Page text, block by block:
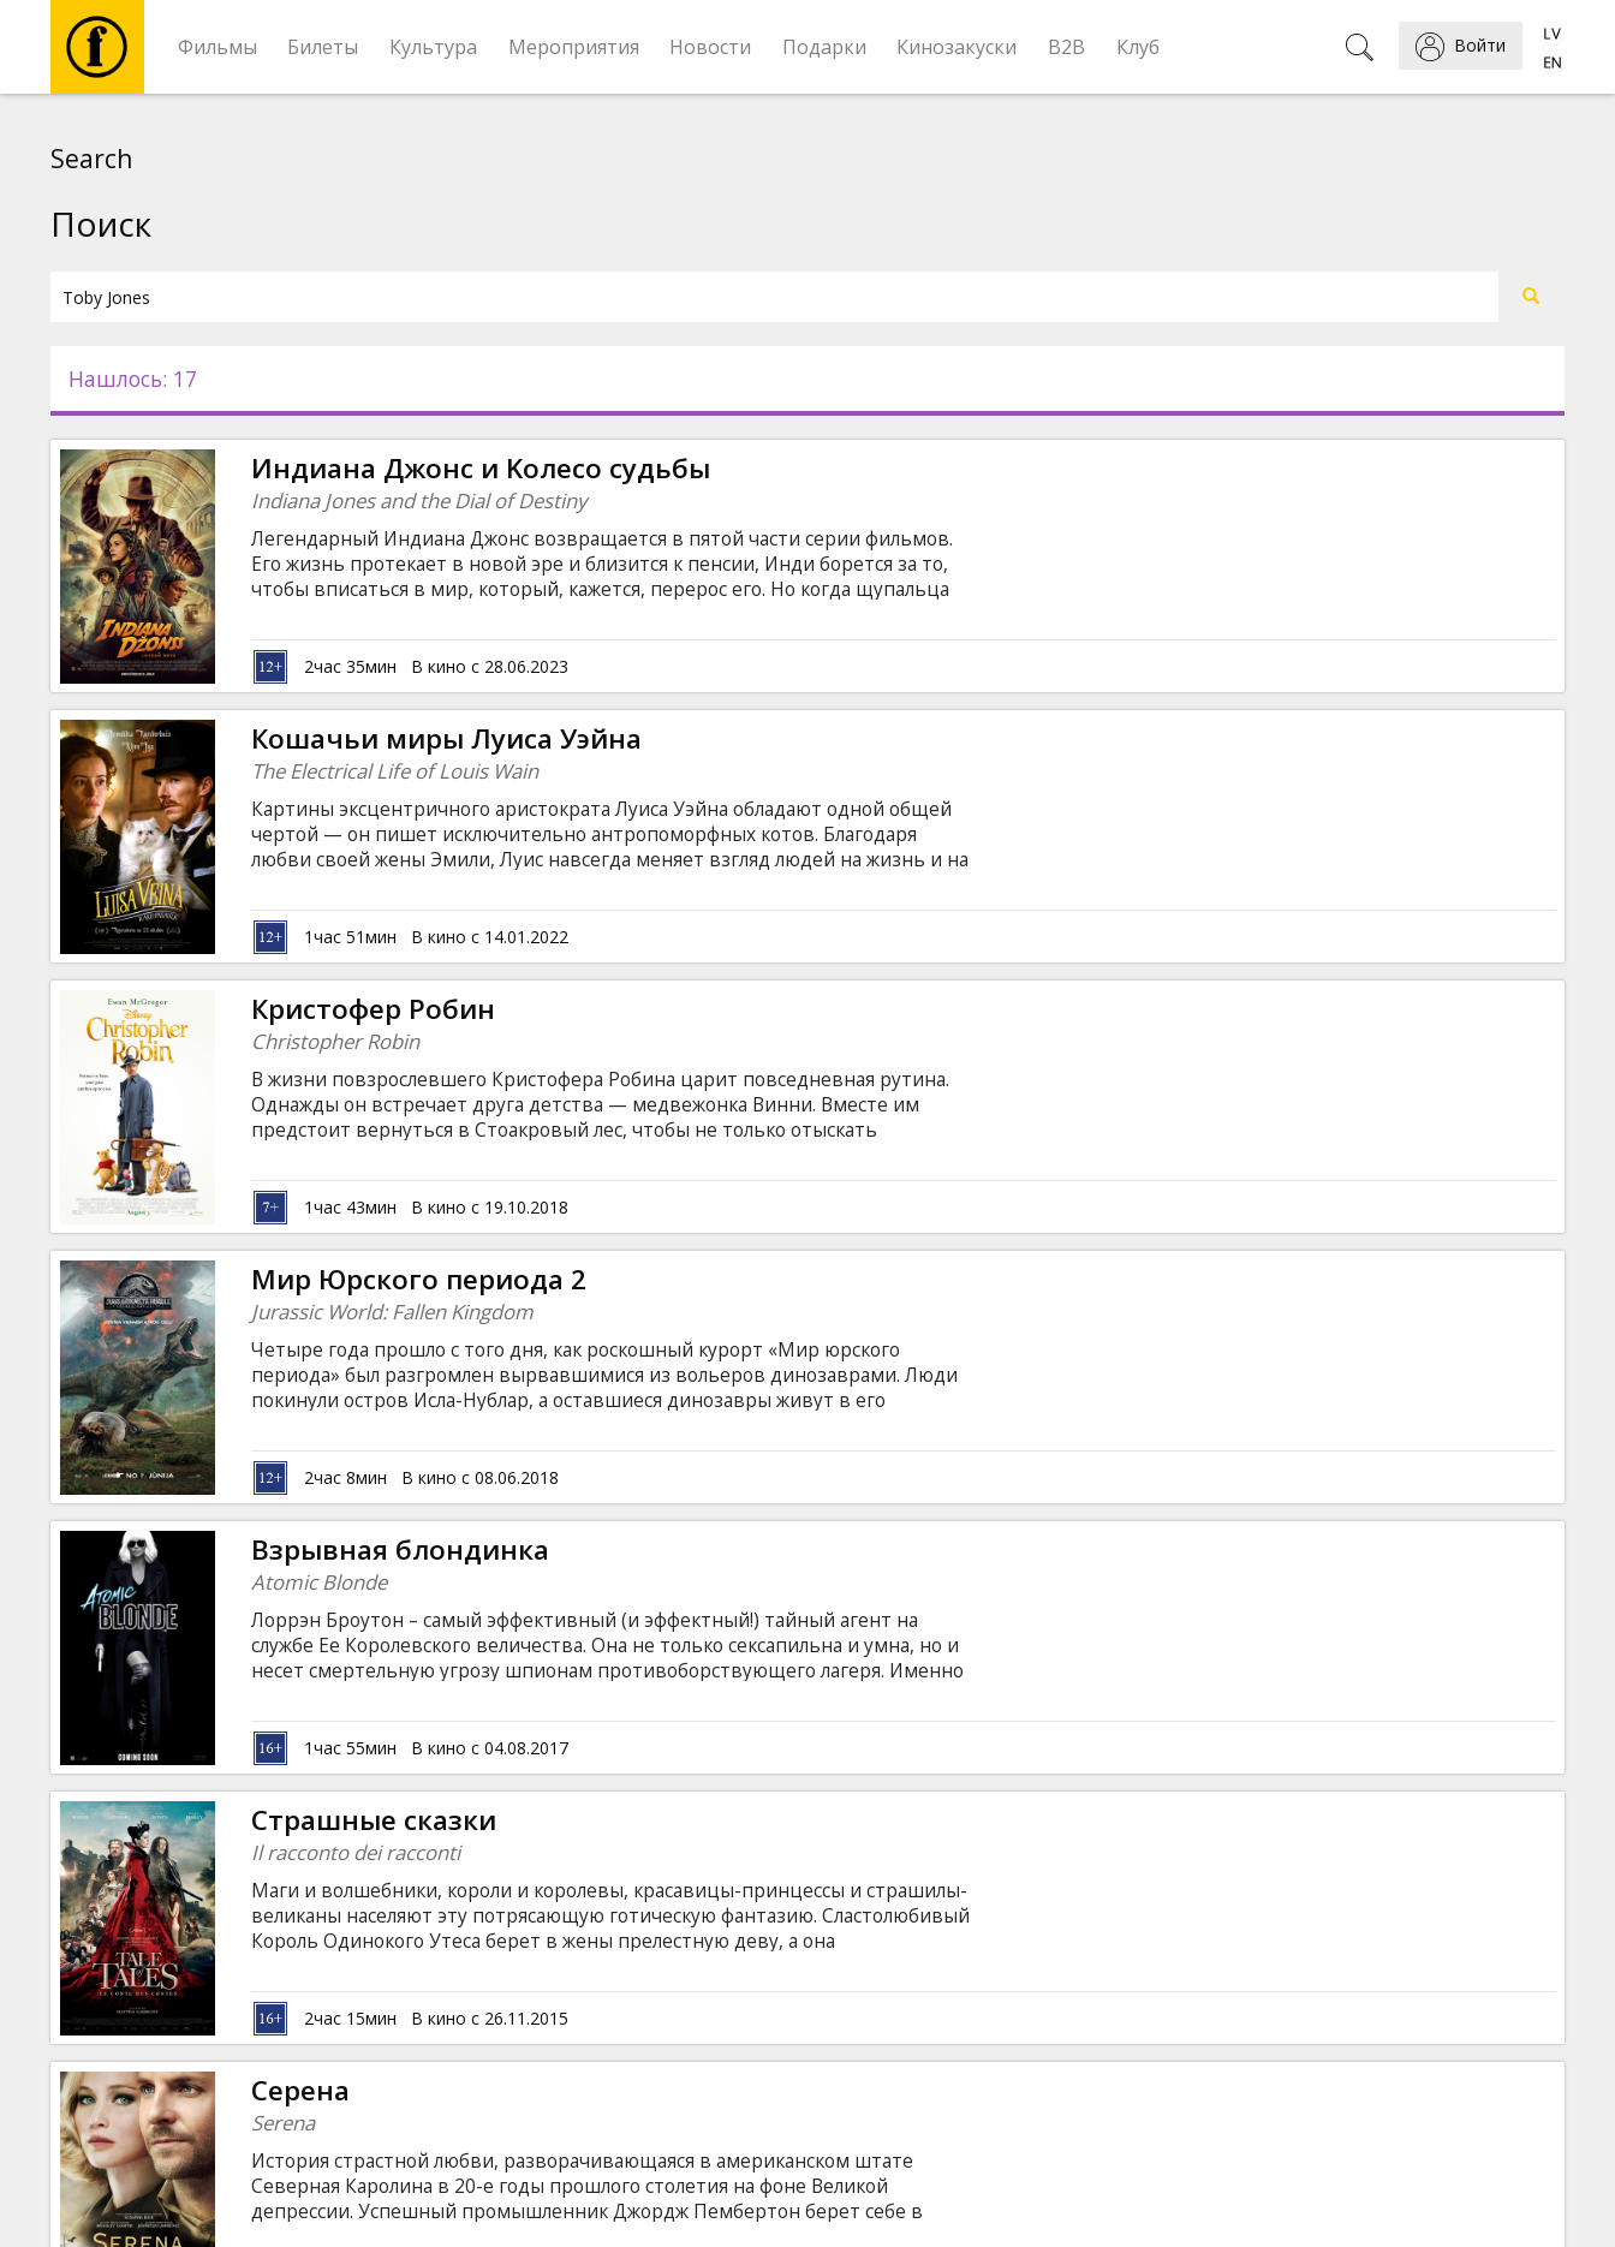
Фильмы Билеты Культура Мероприятия Новости Подарки Кинозакуски B2B Клуб Войти
Новости
Подарки
Кинозакуски
B2B
Клуб
Search
Поиск
Нашлось: 17
Индиана Джонс и Kолесо судьбы
Indiana Jones and the Dial of Destiny
Легендарный Индиана Джонс возвращается в пятой части серии фильмов.
Его жизнь протекает в новой эре и близится к пенсии, Инди борется за то,
чтобы вписаться в мир, который, кажется, перерос его. Но когда щупальца
должен снова надеть шляпу и взять в руки хлыст, чтобы убедиться, что
древний и могущественный артефакт не попадет в чужие руки. Фильм на
английском языке с субтитрами на латышском и русском языках.
2час 35мин В кино с 28.06.2023
Кошачьи миры Луиса Уэйна
The Electrical Life of Louis Wain
Картины эксцентричного аристократа Луиса Уэйна обладают одной общей
чертой — он пишет исключительно антропоморфных котов. Благодаря
любви своей жены Эмили, Луис навсегда меняет взгляд людей на жизнь и на
сильнее заменять ему реальность. Фильм на английском языке с субтитрами
на латышском и русском языках.
1час 51мин В кино с 14.01.2022
Кристофер Робин
Christopher Robin
В жизни повзрослевшего Кристофера Робина царит повседневная рутина.
Однажды он встречает друга детства — медвежонка Винни. Вместе им
предстоит вернуться в Стоакровый лес, чтобы не только отыскать
языке с субтитрами на латышском и русском языках.
1час 43мин В кино с 19.10.2018
Мир Юрского периода 2
Jurassic World: Fallen Kingdom
Четыре года прошло с того дня, как роскошный курорт «Мир юрского
периода» был разгромлен вырвавшимися из вольеров динозаврами. Люди
покинули остров Исла-Нублар, а оставшиеся динозавры живут в его
извергаться, Оуэн (Крис Прэтт) и Клэр (Брайс Даллас Ховард) организуют
спасательную экспедицию, чтобы эвакуировать последних динозавров с
обреченного на гибель Исла-Нублара. Оуэн хочет найти свою бывшую
подопечную бета-раптора Блу, а в Клэр крепнет глубокая привязанность к
животным, которые являются целью этой миссии.
2час 8мин В кино с 08.06.2018
Взрывная блондинка
Atomic Blonde
Лоррэн Броутон – самый эффективный (и эффектный!) тайный агент на
службе Ее Королевского величества. Она не только сексапильна и умна, но и
несет смертельную угрозу шпионам противоборствующего лагеря. Именно
падет берлинская стена, а вместе с ней и коммунистический режим, чтобы
заполучить досье на всех засвеченных коллег по цеху. Сама того не желая,
Лоррэн оказывается втянутой в тайную игру. Фильм на английском языке с
субтитрами на латышском и русском языках.
1час 55мин В кино с 04.08.2017
Страшные сказки
Il racconto dei racconti
Маги и волшебники, короли и королевы, красавицы-принцессы и страшилы-
великаны населяют эту потрясающую готическую фантазию. Сластолюбивый
Король Одинокого Утеса берет в жены прелестную деву, а она
отправляется на бой с драконом, поскольку волшебник предсказал, что
королева понесет ребенка, если съест сердце дракона. Ну, а Король Диких
Гор с любовью выращивает гигантскую блоху, а родную дочь без тени
сожаления отдает в жены горному огру.
2час 15мин В кино с 26.11.2015
Серена
Serena
История страстной любви, разворачивающаяся в американском штате
Северная Каролина в 20-е годы прошлого столетия на фоне Великой
депрессии. Успешный промышленник Джордж Пембертон берет себе в